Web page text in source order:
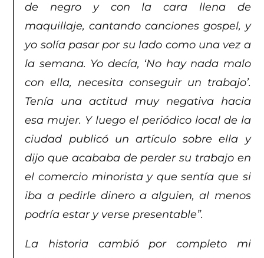
de negro y con la cara llena de
maquillaje, cantando canciones gospel, y
yo solía pasar por su lado como una vez a
la semana. Yo decía, ‘No hay nada malo
con ella, necesita conseguir un trabajo’.
Tenía una actitud muy negativa hacia
esa mujer. Y luego el periódico local de la
ciudad publicó un artículo sobre ella y
dijo que acababa de perder su trabajo en
el comercio minorista y que sentía que si
iba a pedirle dinero a alguien, al menos
podría estar y verse presentable”.
La historia cambió por completo mi